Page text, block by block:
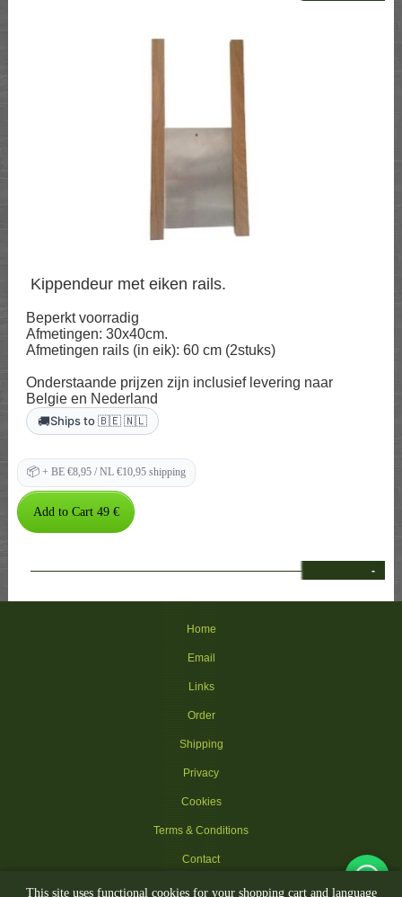
Kippendeur met eiken rails.
Beperkt voorradig
Afmetingen: 30x40cm.
Afmetingen rails (in eik): 60 cm (2stuks)
Onderstaande prijzen zijn inclusief levering naar
Belgie en Nederland
🚚Ships to 🇧🇪 🇳🇱
📦 + BE €8,95 / NL €10,95 shipping
-
Home
Email
Links
Order
Shipping
Privacy
Cookies
Terms & Conditions
Contact
This site uses functional cookies for your shopping cart and language